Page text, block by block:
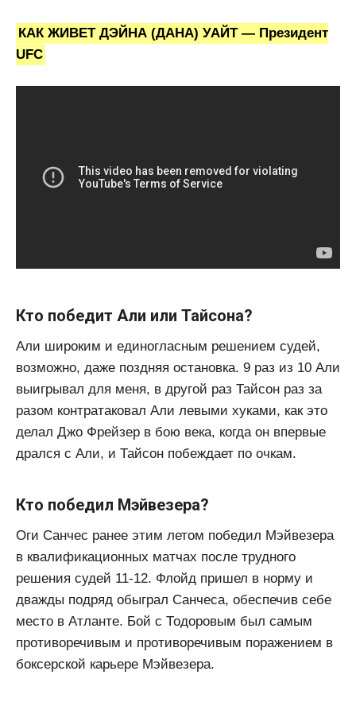
КАК ЖИВЕТ ДЭЙНА (ДАНА) УАЙТ — Президент
UFC
Кто победит Али или Тайсона?
Али широким и единогласным решением судей,
возможно, даже поздняя остановка. 9 раз из 10 Али
выигрывал для меня, в другой раз Тайсон раз за
разом контратаковал Али левыми хуками, как это
делал Джо Фрейзер в бою века, когда он впервые
дрался с Али, и Тайсон побеждает по очкам.
Кто победил Мэйвезера?
Оги Санчес ранее этим летом победил Мэйвезера
в квалификационных матчах после трудного
решения судей 11-12. Флойд пришел в норму и
дважды подряд обыграл Санчеса, обеспечив себе
место в Атланте. Бой с Тодоровым был самым
противоречивым и противоречивым поражением в
боксерской карьере Мэйвезера.